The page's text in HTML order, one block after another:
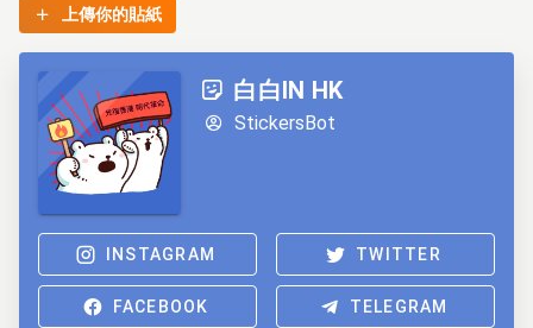
上傳你的貼紙
白白IN HK
StickersBot
INSTAGRAM TWITTER
FACEBOOK TELEGRAM